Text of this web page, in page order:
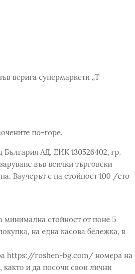
верига супермаркети „Т
по-горе.
България АД, ЕИК 130526402, гр.
във всички търговски
Ваучерът е на стойност 100 /сто
минимална стойност от поне 5
на една касова бележка, в
https://roshen-bg.com/ номера на
както и да посочи свои лични